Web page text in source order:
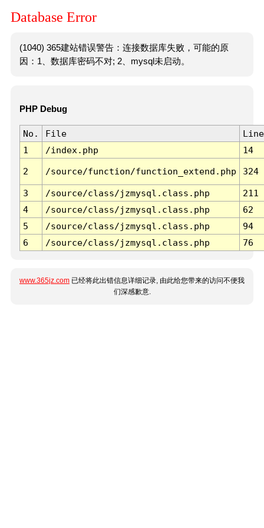
Database Error
(1040) 365建站错误警告：连接数据库失败，可能的原
因：1、数据库密码不对; 2、mysql未启动。
PHP Debug
No. File
Line
1
/index.php 14
2 /source/function/function_extend.php 324
3 /source/class/jzmysql.class.php
211
4
/source/class/jzmysql.class.php
62
5
/source/class/jzmysql.class.php
94
6
/source/class/jzmysql.class.php 76
www.365jz.com 已经将此出错信息详细记录, 由此给您带来的访问不便我
们深感歉意.